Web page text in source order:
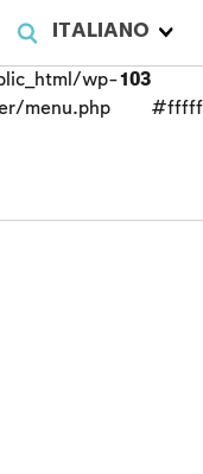
ITALIANO
wp-
menu.php
103